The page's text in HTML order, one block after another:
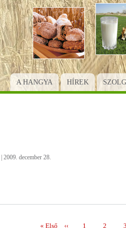
Ugrás
a
tartalomra
A HANGYA HÍREK
2009. december 28.
Első
« Első
Előző
‹‹ Page
1 Page
2 3